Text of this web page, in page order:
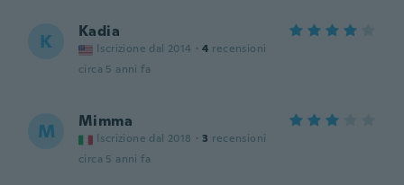
K Kadia
Iscrizione dal 2014 · 4 recensioni
circa 5 anni fa
M Mimma
Iscrizione dal 2018 · 3 recensioni
circa 5 anni fa